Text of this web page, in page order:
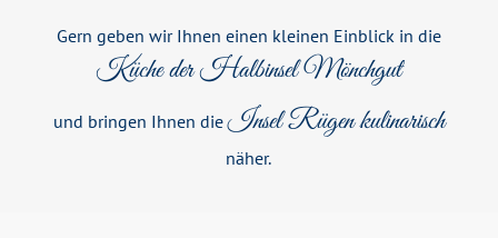
Gern geben wir Ihnen einen kleinen Einblick in die
Küche der Halbinsel Mönchgut
und bringen Ihnen dieInsel Rügen kulinarisch
näher.